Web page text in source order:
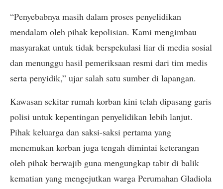
“Penyebabnya masih dalam proses penyelidikan
mendalam oleh pihak kepolisian. Kami mengimbau
masyarakat untuk tidak berspekulasi liar di media sosial
dan menunggu hasil pemeriksaan resmi dari tim medis
serta penyidik,” ujar salah satu sumber di lapangan.
Kawasan sekitar rumah korban kini telah dipasang garis
polisi untuk kepentingan penyelidikan lebih lanjut.
Pihak keluarga dan saksi-saksi pertama yang
menemukan korban juga tengah dimintai keterangan
oleh pihak berwajib guna mengungkap tabir di balik
kematian yang mengejutkan warga Perumahan Gladiola